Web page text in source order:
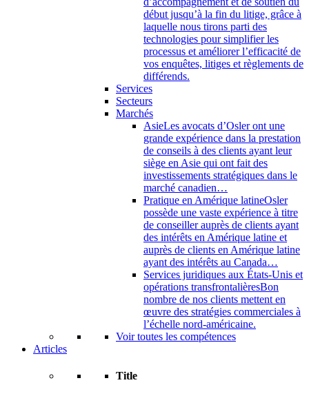
début jusqu’à la fin du litige, grâce à
laquelle nous tirons parti des
technologies pour simplifier les
processus et améliorer l’efficacité de
vos enquêtes, litiges et règlements de
différends.
Services
Secteurs
Marchés
AsieLes avocats d’Osler ont une
grande expérience dans la prestation
de conseils à des clients ayant leur
siège en Asie qui ont fait des
investissements stratégiques dans le
marché canadien…
Pratique en Amérique latineOsler
possède une vaste expérience à titre
de conseiller auprès de clients ayant
des intérêts en Amérique latine et
auprès de clients en Amérique latine
ayant des intérêts au Canada…
Services juridiques aux États-Unis et
opérations transfrontalièresBon
nombre de nos clients mettent en
œuvre des stratégies commerciales à
l’échelle nord-américaine.
Voir toutes les compétences
Articles
Title